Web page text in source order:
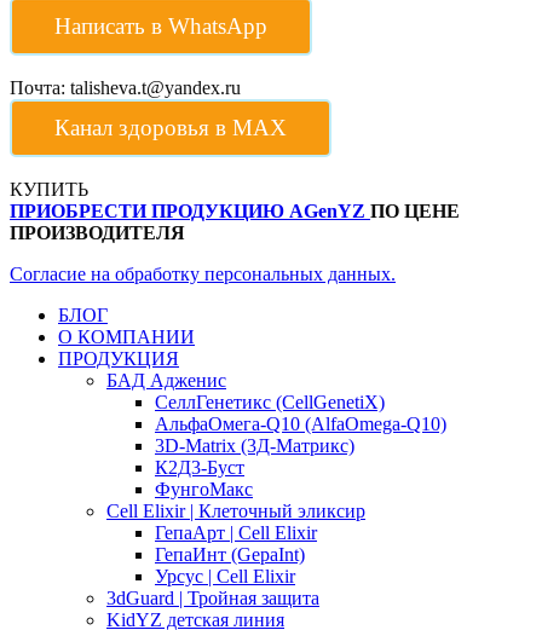
Написать в WhatsApp
Почта: talisheva.t@yandex.ru
Канал здоровья в МАХ
КУПИТЬ
ПРИОБРЕСТИ ПРОДУКЦИЮ AGenYZ ПО ЦЕНЕ
ПРОИЗВОДИТЕЛЯ
Согласие на обработку персональных данных.
БЛОГ
О КОМПАНИИ
ПРОДУКЦИЯ
БАД Адженис
СеллГенетикс (CellGenetiX)
АльфаОмега-Q10 (AlfaOmega-Q10)
3D-Matrix (3Д-Матрикс)
К2Д3-Буст
ФунгоМакс
Cell Elixir | Клеточный эликсир
ГепаАрт | Cell Elixir
ГепаИнт (GepaInt)
Урсус | Cell Elixir
3dGuard | Тройная защита
KidYZ детская линия